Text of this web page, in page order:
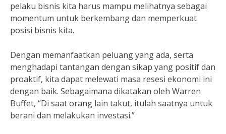
pelaku bisnis kita harus mampu melihatnya sebagai
momentum untuk berkembang dan memperkuat
posisi bisnis kita.
Dengan memanfaatkan peluang yang ada, serta
menghadapi tantangan dengan sikap yang positif dan
proaktif, kita dapat melewati masa resesi ekonomi ini
dengan baik. Sebagaimana dikatakan oleh Warren
Buffet, “Di saat orang lain takut, itulah saatnya untuk
berani dan melakukan investasi.”